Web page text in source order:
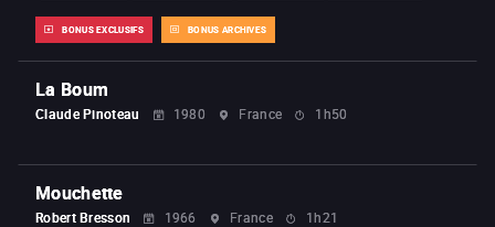
BONUS EXCLUSIFS BONUS ARCHIVES
La Boum
Claude Pinoteau 1980 France 1h50
Mouchette
Robert Bresson 1966 France 1h21